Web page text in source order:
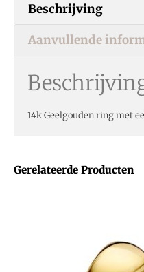
Gerelateerde Producten
Beschrijving
Aanvullende
14k Geelgouden ring met